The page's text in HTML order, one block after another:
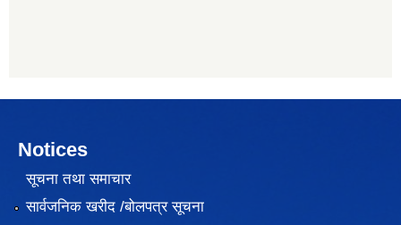
Notices
सूचना तथा समाचार
सार्वजनिक खरीद /बोलपत्र सूचना